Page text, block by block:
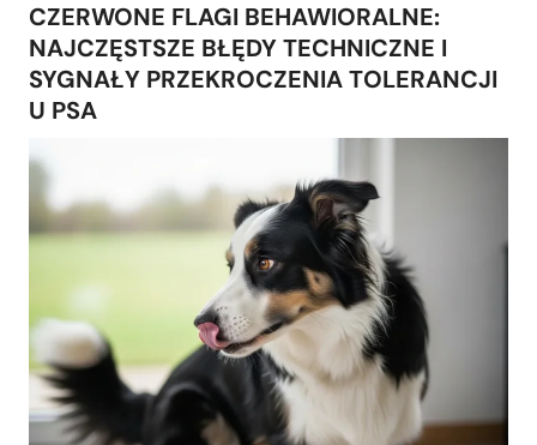
CZERWONE FLAGI BEHAWIORALNE:
NAJCZĘSTSZE BŁĘDY TECHNICZNE I
SYGNAŁY PRZEKROCZENIA TOLERANCJI
U PSA